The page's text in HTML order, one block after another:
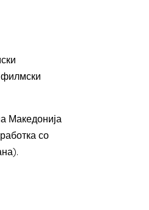
филмски
Македонија
со